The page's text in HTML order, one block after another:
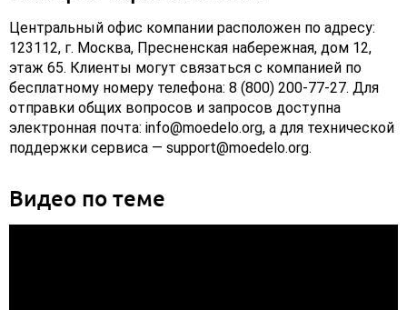
Центральный офис компании расположен по адресу:
123112, г. Москва, Пресненская набережная, дом 12,
этаж 65. Клиенты могут связаться с компанией по
бесплатному номеру телефона: 8 (800) 200-77-27. Для
отправки общих вопросов и запросов доступна
электронная почта: info@moedelo.org, а для технической
поддержки сервиса — support@moedelo.org.
Видео по теме